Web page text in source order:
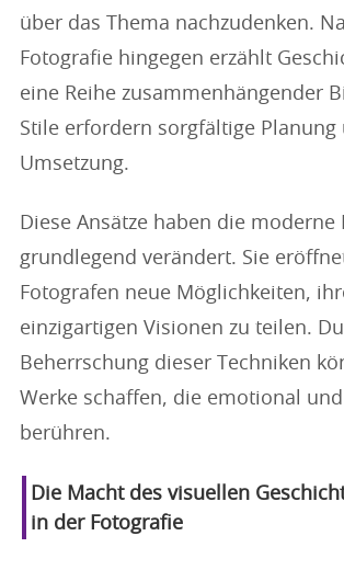
über das Thema nachzudenken.
Fotografie hingegen erzählt
eine Reihe zusammenhängender
Stile erfordern sorgfältige Planung
Umsetzung.
Diese Ansätze haben die moderne
grundlegend verändert. Sie
Fotografen neue Möglichkeiten,
einzigartigen Visionen zu teilen.
Beherrschung dieser Techniken
Werke schaffen, die emotional und
berühren.
Die Macht des visuellen
in der Fotografie